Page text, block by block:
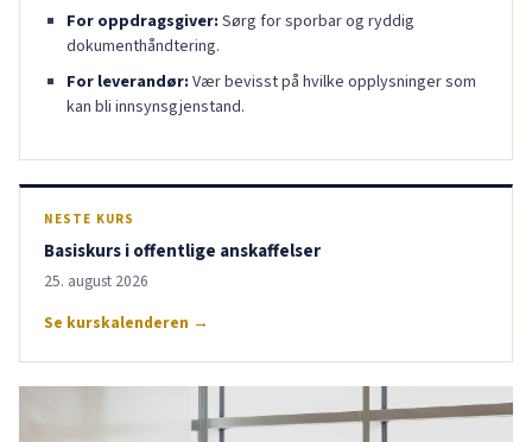
For oppdragsgiver: Sørg for sporbar og ryddig
dokumenthåndtering.
For leverandør: Vær bevisst på hvilke opplysninger som
kan bli innsynsgjenstand.
NESTE KURS
Basiskurs i offentlige anskaffelser
25. august 2026
Se kurskalenderen →